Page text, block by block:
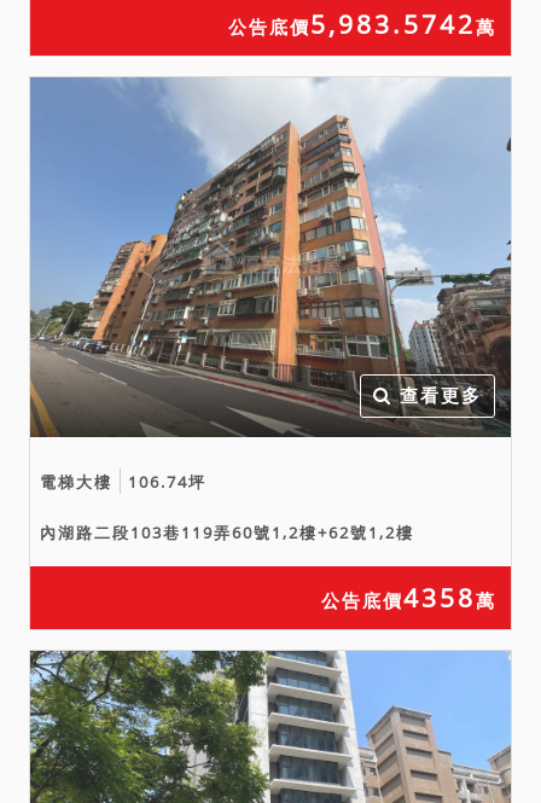
公告底價5,983.5742萬
查看更多
電梯大樓 106.74坪
內湖路二段103巷119弄60號1,2樓+62號1,2樓
公告底價4358萬